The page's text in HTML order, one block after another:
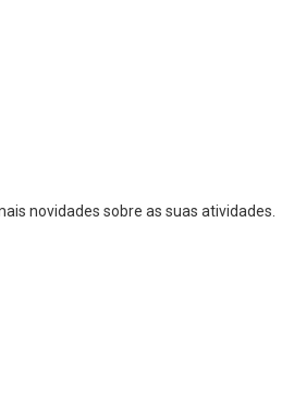
novidades sobre as suas atividades.